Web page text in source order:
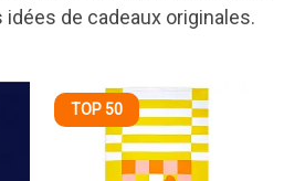
de cadeaux originales.
TOP 50